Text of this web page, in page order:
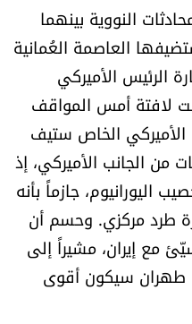
النووية بينهما
العاصمة العُمانية
الرئيس الأميركي
لافتة أمس المواقف
الأميركي الخاص ستيف
من الجانب الأميركي، إذ
اليورانيوم، جازماً بأنه
طرد مركزي. وحسم أن
مع إيران، مشيراً إلى
طهران سيكون أقوى